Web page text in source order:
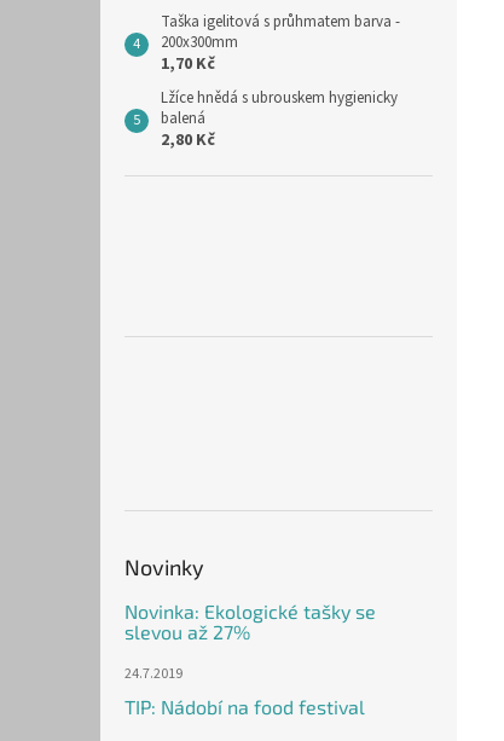
Taška igelitová s průhmatem barva -
200x300mm
1,70 Kč
Lžíce hnědá s ubrouskem hygienicky
balená
2,80 Kč
Novinky
Novinka: Ekologické tašky se
slevou až 27%
24.7.2019
TIP: Nádobí na food festival